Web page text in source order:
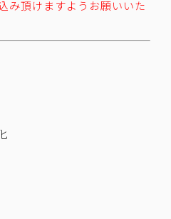
み頂けますようお願いいた